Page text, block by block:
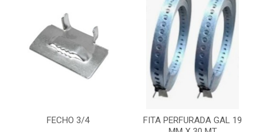
FECHO 3/4
FITA PERFURADA GAL 19